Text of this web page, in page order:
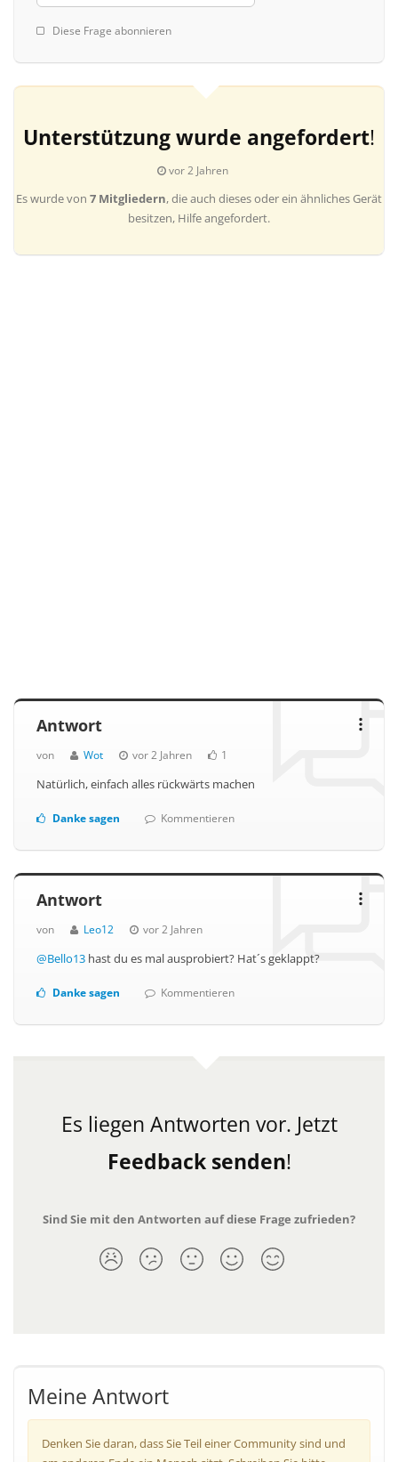
Diese Frage abonnieren
Unterstützung wurde angefordert!
vor 2 Jahren
Es wurde von 7 Mitgliedern, die auch dieses oder ein ähnliches Gerät
besitzen, Hilfe angefordert.
Antwort
von Wot vor 2 Jahren 1
Natürlich, einfach alles rückwärts machen
Danke sagen Kommentieren
Antwort
von Leo12 vor 2 Jahren
@Bello13 hast du es mal ausprobiert? Hat´s geklappt?
Danke sagen Kommentieren
Es liegen Antworten vor. Jetzt
Feedback senden!
Sind Sie mit den Antworten auf diese Frage zufrieden?
Meine Antwort
Denken Sie daran, dass Sie Teil einer Community sind und